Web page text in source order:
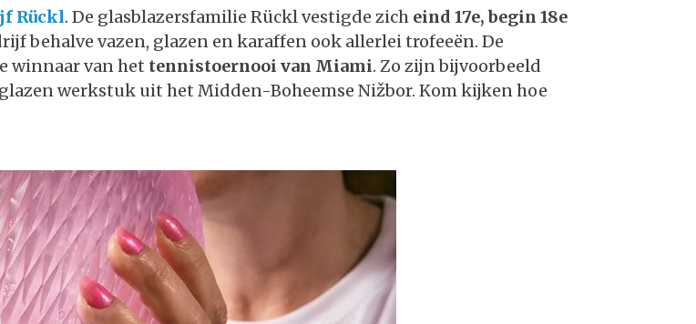
Rückl. De glasblazersfamilie Rückl vestigde zich eind 17e, begin 18e
behalve vazen, glazen en karaffen ook allerlei trofeeën. De
winnaar van het tennistoernooi van Miami. Zo zijn bijvoorbeeld
werkstuk uit het Midden-Boheemse Nižbor. Kom kijken hoe